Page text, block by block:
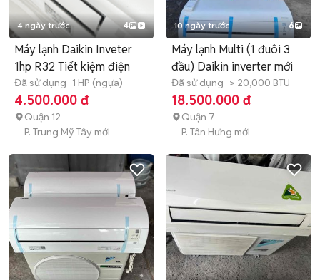
4 ngày trước 4
Máy lạnh Daikin Inveter
1hp R32 Tiết kiệm điện
Đã sử dụng 1 HP (ngựa)
4.500.000 đ
Quận 12
P. Trung Mỹ Tây mới
10 ngày trước 6
Máy lạnh Multi (1 đuôi 3
đầu) Daikin inverter mới
Đã sử dụng > 20,000 BTU
18.500.000 đ
Quận 7
P. Tân Hưng mới